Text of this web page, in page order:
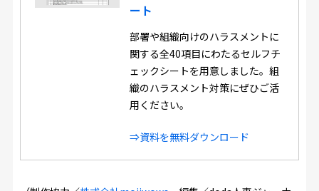
ート
部署や組織向けのハラスメントに
関する全40項目にわたるセルフチ
ェックシートを用意しました。組
織のハラスメント対策にぜひご活
用ください。
⇒資料を無料ダウンロード